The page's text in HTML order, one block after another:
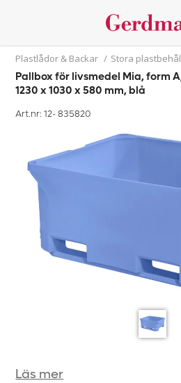
Plastlådor & Backar / Stora
Pallbox för livsmedel Mia, form
1230 x 1030 x 580 mm, blå
Art.nr: 12-835820
Läs mer